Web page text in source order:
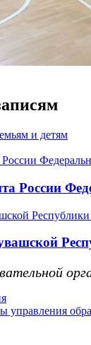
и детям
России
управления